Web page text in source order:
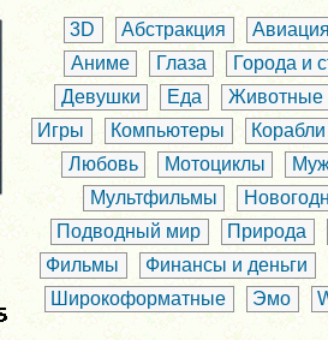
3D Абстракция
Аниме
Глаза
Города и
Девушки
Еда
Животные
Игры
Компьютеры
Корабли
Любовь
Мотоциклы
Мультфильмы
Подводный мир
Природа
Фильмы
Финансы и деньги
Широкоформатные
Эмо